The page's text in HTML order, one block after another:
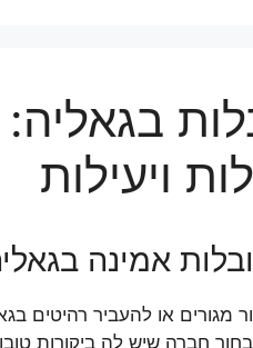
ויעילות
אמינה
מגורים או להעביר רהיטים
חברה שיש לה ביקורות